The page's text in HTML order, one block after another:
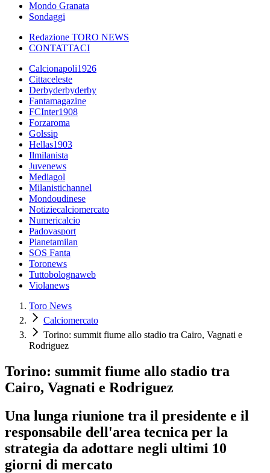
Mondo Granata
Sondaggi
Redazione TORO NEWS
CONTATTACI
Calcionapoli1926
Cittaceleste
Derbyderbyderby
Fantamagazine
FCInter1908
Forzaroma
Golssip
Hellas1903
Ilmilanista
Juvenews
Mediagol
Milanistichannel
Mondoudinese
Notiziecalciomercato
Numericalcio
Padovasport
Pianetamilan
SOS Fanta
Toronews
Tuttobolognaweb
Violanews
Toro News
Calciomercato
Torino: summit fiume allo stadio tra Cairo, Vagnati e
Rodriguez
Torino: summit fiume allo stadio tra
Cairo, Vagnati e Rodriguez
Una lunga riunione tra il presidente e il
responsabile dell'area tecnica per la
strategia da adottare negli ultimi 10
giorni di mercato